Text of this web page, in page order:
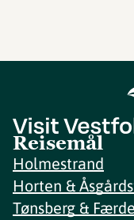
Reisemål
Holmestrand
Horten &
Tønsberg &